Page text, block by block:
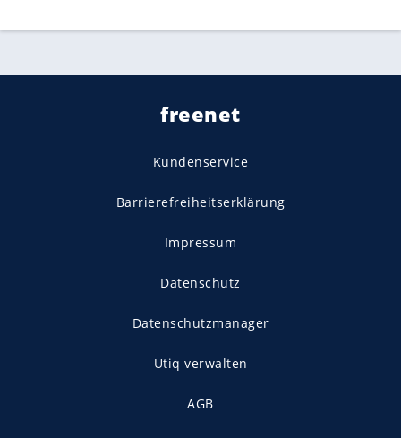
freenet
Kundenservice
Barrierefreiheitserklärung
Impressum
Datenschutz
Datenschutzmanager
Utiq verwalten
AGB